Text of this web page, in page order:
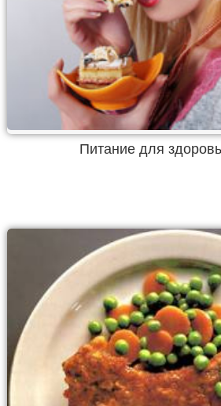
Питание для